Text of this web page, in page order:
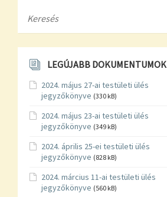
LEGÚJABB DOKUMENTUMOK
2024. május 27-ai testületi ülés
jegyzőkönyve (330 kB)
2024. május 23-ai testületi ülés
jegyzőkönyve (349 kB)
2024. április 25-ei testületi ülés
jegyzőkönyve (828 kB)
2024. március 11-ai testületi ülés
jegyzőkönyve (560 kB)